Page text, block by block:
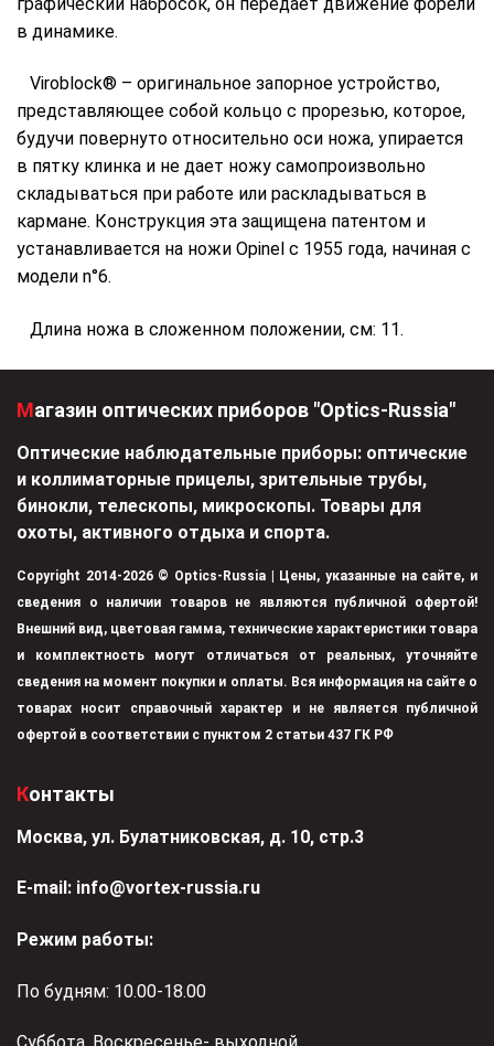
в динамике.
Viroblock® – оригинальное запорное устройство,
представляющее собой кольцо с прорезью, которое,
будучи повернуто относительно оси ножа, упирается
в пятку клинка и не дает ножу самопроизвольно
складываться при работе или раскладываться в
кармане. Конструкция эта защищена патентом и
устанавливается на ножи Opinel с 1955 года, начиная с
модели n°6.
Длина ножа в сложенном положении, см: 11.
Магазин оптических приборов "Optics-Russia"
Оптические наблюдательные приборы: оптические
и коллиматорные прицелы, зрительные трубы,
бинокли, телескопы, микроскопы. Товары для
охоты, активного отдыха и спорта.
Copyright 2014-2026 © Optics-Russia | Цены, указанные на сайте, и
сведения о наличии товаров не являются публичной офертой!
Внешний вид, цветовая гамма, технические характеристики товара
и комплектность могут отличаться от реальных, уточняйте
сведения на момент покупки и оплаты. Вся информация на сайте о
товарах носит справочный характер и не является публичной
офертой в соответствии с пунктом 2 статьи 437 ГК РФ
Контакты
Москва, ул. Булатниковская, д. 10, стр.3
Е-mail: info@vortex-russia.ru
Режим работы:
По будням: 10.00-18.00